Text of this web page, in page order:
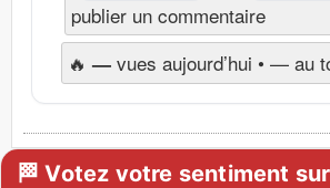
publier un commentaire
🔥—vues aujourd’hui • —au
🏁 Votez votre sentiment